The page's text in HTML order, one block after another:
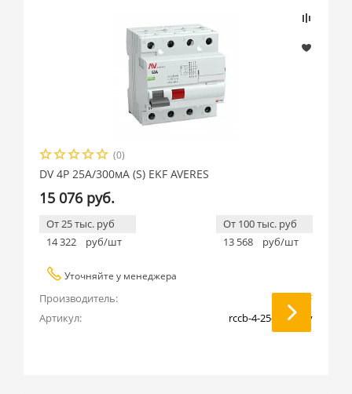
(0)
DV 4P 25А/300мА (S) EKF AVERES
15 076 руб.
От 25 тыс. руб
14 322
руб/шт
От 100 тыс. руб
13 568
руб/шт
Уточняйте у менеджера
Производитель:
EKF
Артикул:
rccb-4-25-300-s-av